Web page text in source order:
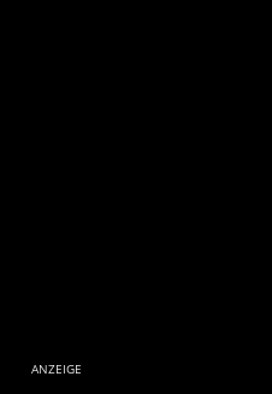
ANZEIGE